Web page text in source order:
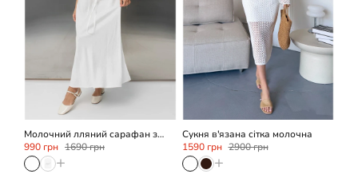
Молочний лляний сарафан з
поясом
990 грн 1690 грн
+
OneSize
Сукня в'язана сітка молочна
1590 грн 2900 грн
+